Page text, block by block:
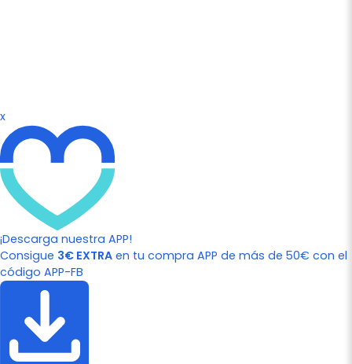
x
¡Descarga nuestra APP!
Consigue 3€ EXTRA en tu compra APP de más de 50€ con el
código APP-FB